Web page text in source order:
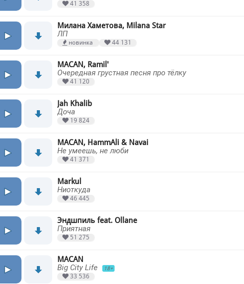
41 358
Милана Хаметова, Milana Star
ЛП
новинка 44 131
MACAN, Ramil'
Очередная грустная песня про тёлку
41 120
Jah Khalib
Доча
19 824
MACAN, HammAli & Navai
Не умеешь, не люби
41 371
Markul
Ниоткуда
46 445
Эндшпиль feat. Ollane
Приятная
51 275
MACAN
Big City Life
18+
33 536